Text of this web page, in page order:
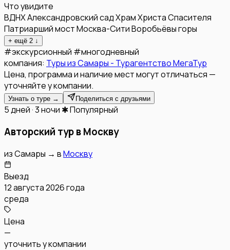
Что увидите
ВДНХАлександровский садХрам Христа Спасителя
Патриарший мостМосква-СитиВоробьёвы горы
+ ещё 2 ↓
#экскурсионный #многодневный
компания: Туры из Самары - Турагентство МегаТур
Цена, программа и наличие мест могут отличаться —
уточняйте у компании.
Узнать о туре → Поделиться с друзьями
5 дней · 3 ночи ✱ Популярный
Авторский тур в Москву
изСамары → вМоскву
Выезд
12 августа 2026 года
среда
Цена
—
уточнить у компании